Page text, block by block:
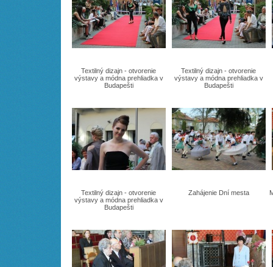
Textilný dizajn - otvorenie
výstavy a módna prehliadka v
Budapešti
Textilný dizajn - otvorenie
výstavy a módna prehliadka v
Budapešti
Textilný dizajn - otvorenie
výstavy a módna prehliadka v
Budapešti
Zahájenie Dní mesta